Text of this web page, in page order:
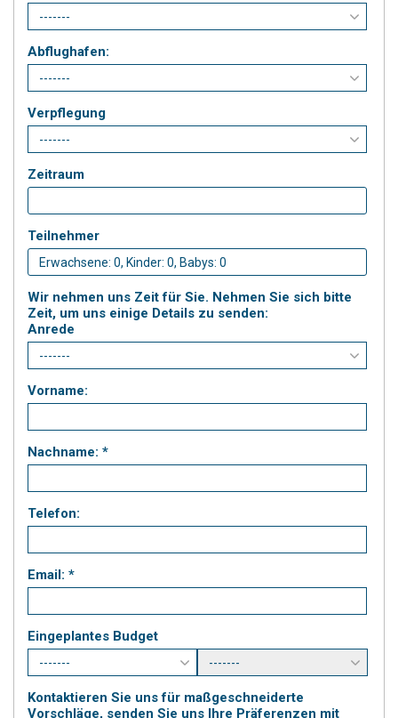
Abflughafen:
Verpflegung
Zeitraum
Teilnehmer
Wir nehmen uns Zeit für Sie. Nehmen Sie sich bitte
Zeit, um uns einige Details zu senden:
Anrede
Vorname:
Nachname: *
Telefon:
Email: *
Eingeplantes Budget
Kontaktieren Sie uns für maßgeschneiderte
Vorschläge, senden Sie uns Ihre Präferenzen mit